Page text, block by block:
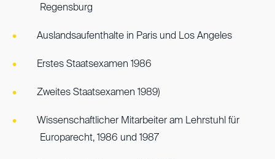
Regensburg
Auslandsaufenthalte in Paris und Los Angeles
Erstes Staatsexamen 1986
Zweites Staatsexamen 1989)
Wissenschaftlicher Mitarbeiter am Lehrstuhl für
Europarecht, 1986 und 1987